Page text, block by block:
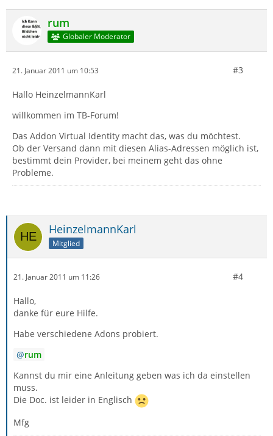
rum
Globaler Moderator
21. Januar 2011 um 10:53 #3
Hallo HeinzelmannKarl
willkommen im TB-Forum!
Das Addon Virtual Identity macht das, was du möchtest.
Ob der Versand dann mit diesen Alias-Adressen möglich ist,
bestimmt dein Provider, bei meinem geht das ohne
Probleme.
HeinzelmannKarl
Mitglied
21. Januar 2011 um 11:26 #4
Hallo,
danke für eure Hilfe.
Habe verschiedene Adons probiert.
rum
Kannst du mir eine Anleitung geben was ich da einstellen
muss.
Die Doc. ist leider in Englisch
Mfg